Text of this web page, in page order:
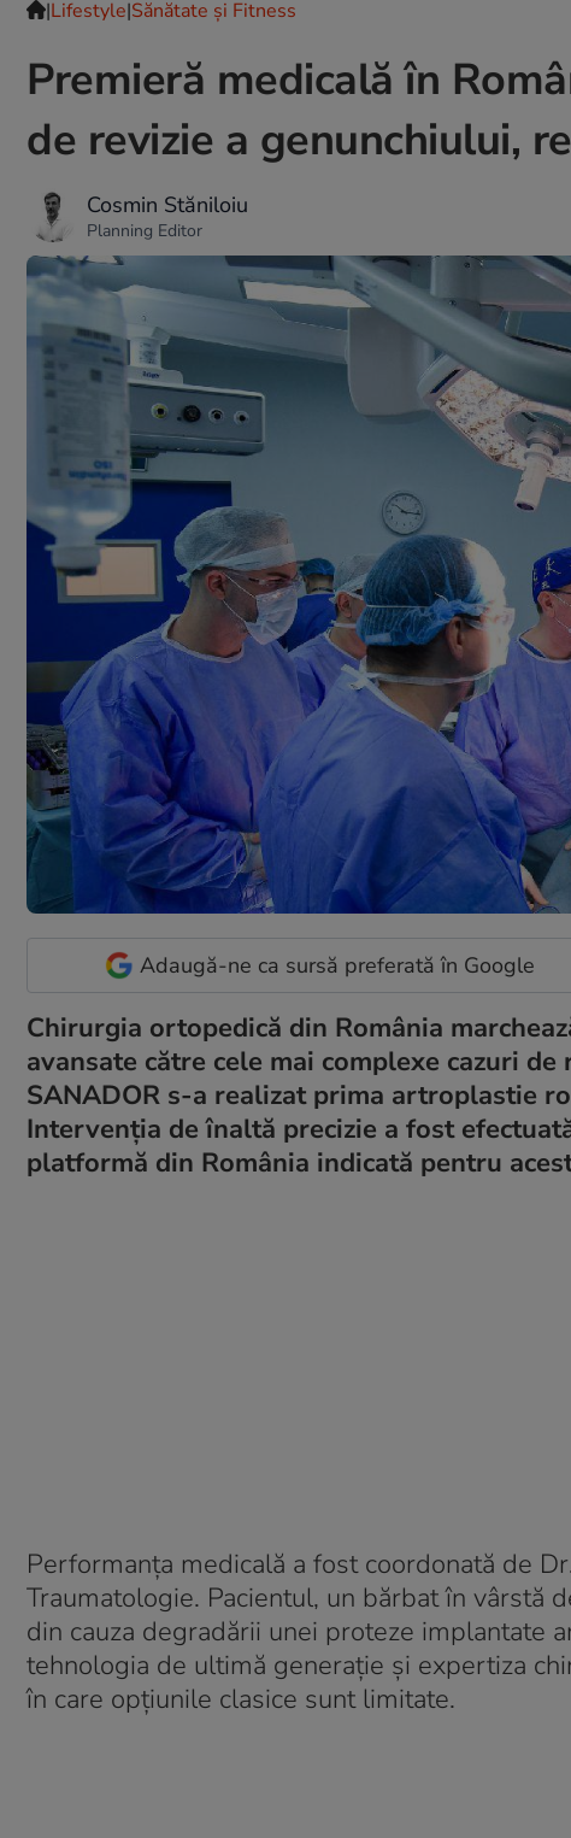
|Lifestyle|Sănătate și Fitness
Premieră medicală în
de revizie a genunchiului,
Cosmin Stăniloiu
Planning Editor
Adaugă-ne ca sursă preferată în Google
Chirurgia ortopedică din România
avansate către cele mai complexe cazuri
SANADOR s-a realizat prima artroplastie
Intervenția de înaltă precizie a fost
platformă din România indicată pentru
Performanța medicală a fost coordonată de
Traumatologie. Pacientul, un bărbat în vârstă
din cauza degradării unei proteze implantate
tehnologia de ultimă generație și expertiza
în care opțiunile clasice sunt limitate.